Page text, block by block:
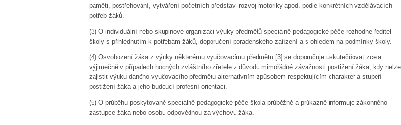
paměti, postřehování, vytváření početních představ, rozvoj motoriky apod. podle konkrétních vzdělávacích
potřeb žáků.
(3) O individuální nebo skupinové organizaci výuky předmětů speciálně pedagogické péče rozhodne ředitel
školy s přihlédnutím k potřebám žáků, doporučení poradenského zařízení a s ohledem na podmínky školy.
(4) Osvobození žáka z výuky některému vyučovacímu předmětu [3] se doporučuje uskutečňovat zcela
výjimečně v případech hodných zvláštního zřetele z důvodu mimořádné závažnosti postižení žáka, kdy nelze
zajistit výuku daného vyučovacího předmětu alternativním způsobem respektujícím charakter a stupeň
postižení žáka a jeho budoucí profesní orientaci.
(5) O průběhu poskytované speciálně pedagogické péče škola průběžně a průkazně informuje zákonného
zástupce žáka nebo osobu odpovědnou za výchovu žáka.